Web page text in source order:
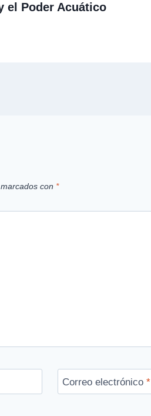
el Poder Acuático
con *
Correo electrónico*